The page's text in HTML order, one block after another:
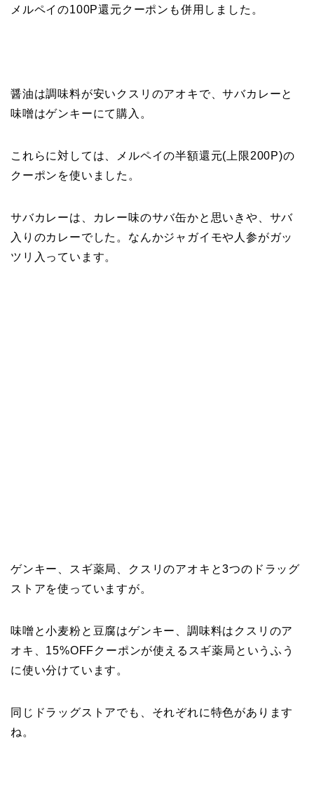
メルペイの100P還元クーポンも併用しました。
醤油は調味料が安いクスリのアオキで、サバカレーと
味噌はゲンキーにて購入。
これらに対しては、メルペイの半額還元(上限200P)の
クーポンを使いました。
サバカレーは、カレー味のサバ缶かと思いきや、サバ
入りのカレーでした。なんかジャガイモや人参がガッ
ツリ入っています。
ゲンキー、スギ薬局、クスリのアオキと3つのドラッグ
ストアを使っていますが。
味噌と小麦粉と豆腐はゲンキー、調味料はクスリのア
オキ、15%OFFクーポンが使えるスギ薬局というふう
に使い分けています。
同じドラッグストアでも、それぞれに特色があります
ね。